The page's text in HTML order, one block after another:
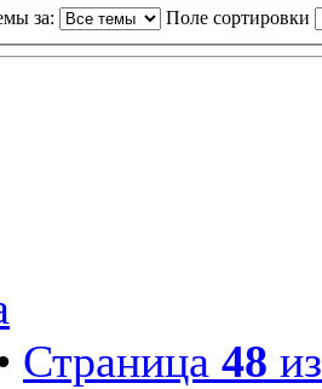
за: Поле сортировки
Страница 48